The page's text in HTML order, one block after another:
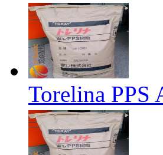
Torelina